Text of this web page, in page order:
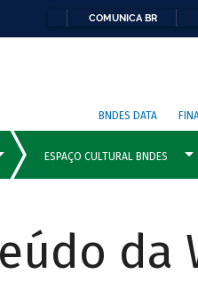
COMUNICA BR
BNDES DATA
da